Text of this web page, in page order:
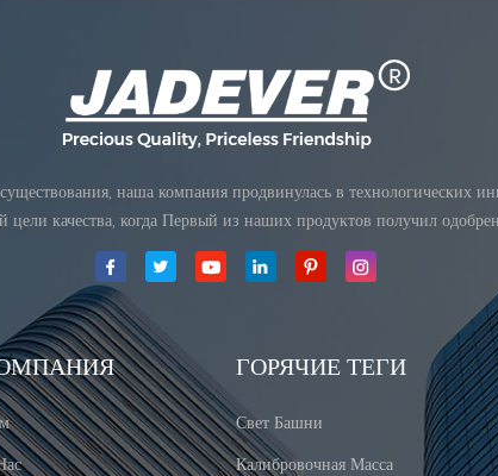
наша компания продвинулась в технологических
цели качества, когда Первый из наших продуктов получил
ГОРЯЧИЕ ТЕГИ
Свет Башни
Калибровочная Масса